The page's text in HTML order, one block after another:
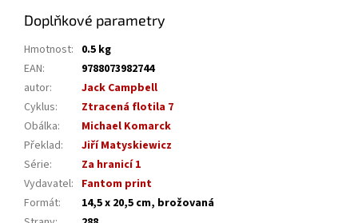
Doplňkové parametry
Hmotnost: 0.5 kg
EAN:
9788073982744
autor:
Jack Campbell
Cyklus:
Ztracená flotila 7
Obálka:
Michael Komarck
Překlad:
Jiří Matyskiewicz
Série:
Za hranicí 1
Vydavatel: Fantom print
Formát:
14,5 x 20,5 cm, brožovaná